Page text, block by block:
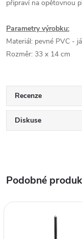
připraví na opětovnou
Parametry výrobku:
Materiál: pevné PVC -
Rozměr: 33 x 14 cm
Recenze
Diskuse